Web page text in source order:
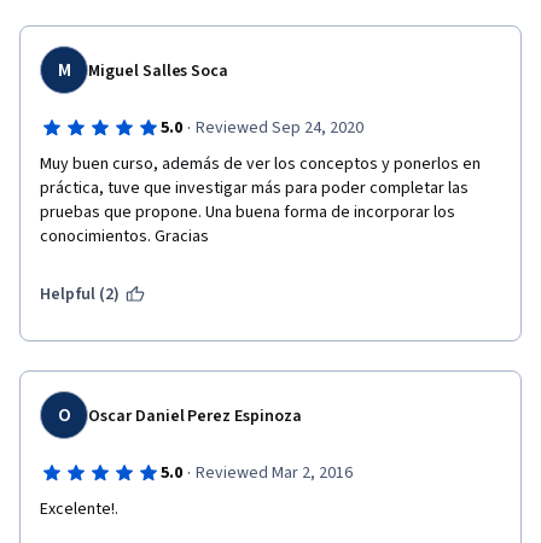
M Miguel Salles Soca
5.0 · Reviewed Sep 24, 2020
Muy buen curso, además de ver los conceptos y ponerlos en
práctica, tuve que investigar más para poder completar las
pruebas que propone. Una buena forma de incorporar los
conocimientos. Gracias
Helpful (2)
O Oscar Daniel Perez Espinoza
5.0 · Reviewed Mar 2, 2016
Excelente!.